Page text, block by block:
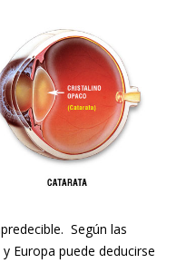
Según las
Europa puede deducirse